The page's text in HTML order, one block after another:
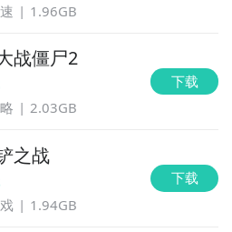
1.96GB
战僵尸2
2.03GB
下载
之战
1.94GB
下载